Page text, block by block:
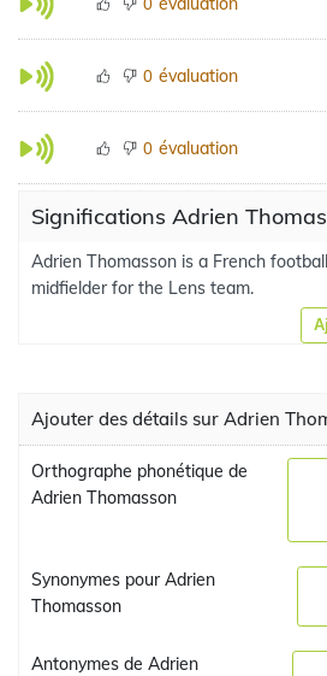
0 évaluation
0 évaluation
Significations Adrien
Adrien Thomasson is a French
midfielder for the Lens team.
Ajouter des détails sur Adrien
Orthographe phonétique de
Adrien Thomasson
Synonymes pour Adrien
Thomasson
Antonymes de Adrien